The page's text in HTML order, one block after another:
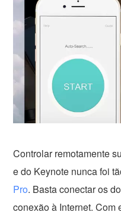
Controlar remotamente
e do Keynote nunca foi
Pro. Basta conectar os
conexão à Internet. Com